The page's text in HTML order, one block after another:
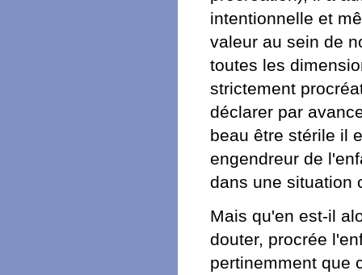
intentionnelle et
valeur au sein de
toutes les
strictement
déclarer par
beau être stérile il
engendreur de
dans une situation
Mais qu'en est-il
douter, procrée
pertinemment que